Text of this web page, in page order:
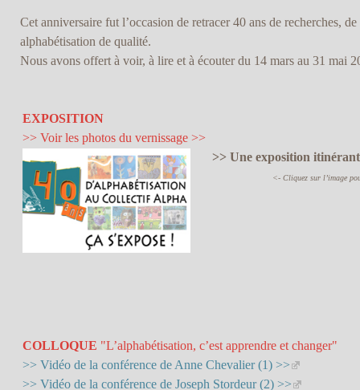
Cet anniversaire fut l’occasion de retracer 40 ans de recherches,
alphabétisation de qualité.
Nous avons offert à voir, à lire et à écouter du 14 mars au 31 mai
EXPOSITION
>> Voir les photos du vernissage >>
>> Une exposition
<- Cliquez sur l’image
COLLOQUE "L’alphabétisation, c’est apprendre et changer"
>> Vidéo de la conférence de Anne Chevalier (1) >>
>> Vidéo de la conférence de Joseph Stordeur (2) >>